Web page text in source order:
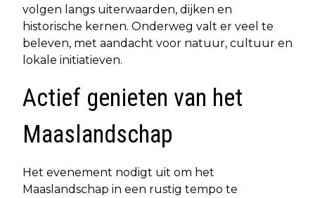
volgen langs uiterwaarden, dijken en
historische kernen. Onderweg valt er veel te
beleven, met aandacht voor natuur, cultuur en
lokale initiatieven.
Actief genieten van het
Maaslandschap
Het evenement nodigt uit om het
Maaslandschap in een rustig tempo te